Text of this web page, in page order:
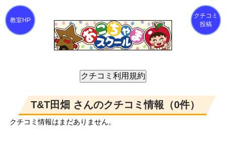
クチコミ
投稿
T&T田畑 さんのクチコミ情報（0件）
クチコミ情報はまだありません。